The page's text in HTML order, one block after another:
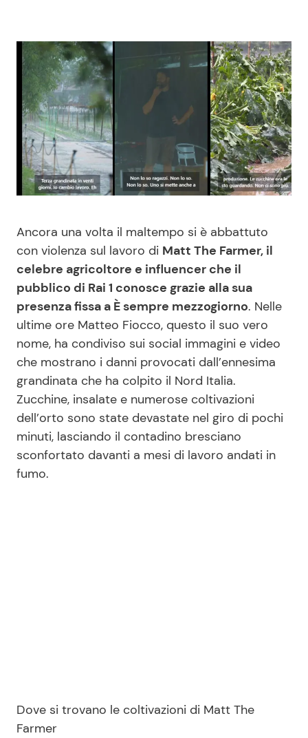
News Musica
News Spettacolo
Benessere
Casa
Mondo Mamma
News benessere
Salute
Viaggi e Turismo
Festività
Cucina e Ricette
Consigli di Cucina
Le Ricette in TV
Primi Piatti
Ricette Facili e Veloci
Ricette Feste
Ricette per Bambini
Seguici
Ancora una volta il maltempo si è abbattuto
con violenza sul lavoro di Matt The Farmer, il
celebre agricoltore e influencer che il
pubblico di Rai 1 conosce grazie alla sua
presenza fissa a È sempre mezzogiorno. Nelle
ultime ore Matteo Fiocco, questo il suo vero
nome, ha condiviso sui social immagini e video
che mostrano i danni provocati dall’ennesima
grandinata che ha colpito il Nord Italia.
Zucchine, insalate e numerose coltivazioni
dell’orto sono state devastate nel giro di pochi
minuti, lasciando il contadino bresciano
sconfortato davanti a mesi di lavoro andati in
fumo.
Dove si trovano le coltivazioni di Matt The
Farmer